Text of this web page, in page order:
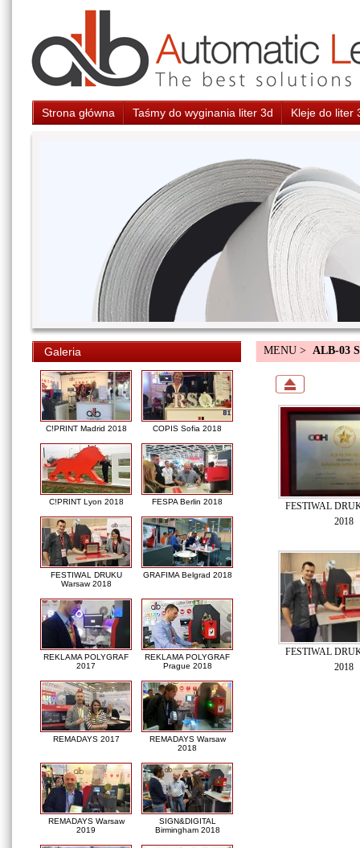
Strona główna Taśmy do wyginania liter 3d Kleje do liter
Galeria
C!PRINT Madrid 2018 COPIS Sofia 2018
C!PRINT Lyon 2018 FESPA Berlin 2018
FESTIWAL DRUKU
Warsaw 2018
GRAFIMA Belgrad 2018
REKLAMA POLYGRAF
2017
REKLAMA POLYGRAF
Prague 2018
REMADAYS 2017
REMADAYS Warsaw
2018
REMADAYS Warsaw
2019
SIGN&DIGITAL
Birmingham 2018
MENU > ALB-03
FESTIWAL
2018
FESTIWAL
2018